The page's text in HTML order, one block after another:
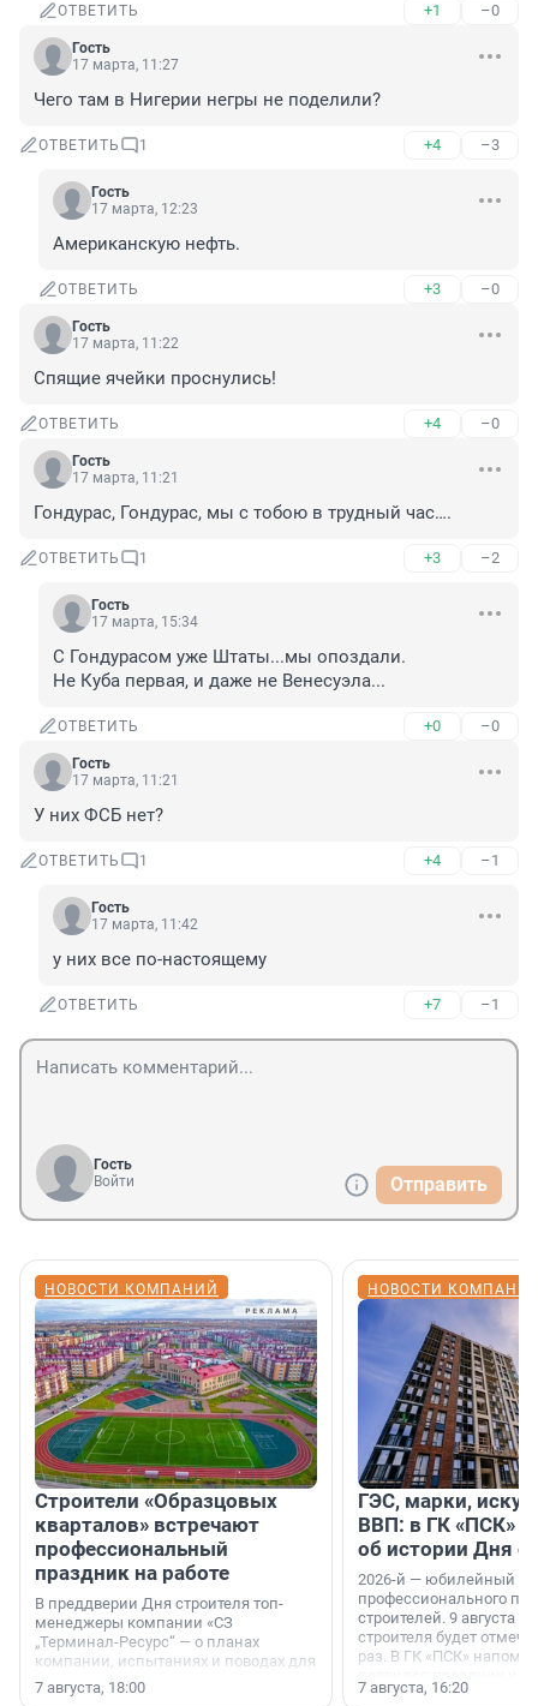
ОТВЕТИТЬ +1 –0
Гость
17 марта, 11:27
Чего там в Нигерии негры не поделили?
ОТВЕТИТЬ 1 +4 –3
Гость
17 марта, 12:23
Американскую нефть.
ОТВЕТИТЬ +3 –0
Гость
17 марта, 11:22
Спящие ячейки проснулись!
ОТВЕТИТЬ +4 –0
Гость
17 марта, 11:21
Гондурас, Гондурас, мы с тобою в трудный час….
ОТВЕТИТЬ 1 +3 –2
Гость
17 марта, 15:34
С Гондурасом уже Штаты...мы опоздали.
Не Куба первая, и даже не Венесуэла...
ОТВЕТИТЬ +0 –0
Гость
17 марта, 11:21
У них ФСБ нет?
ОТВЕТИТЬ 1 +4 –1
Гость
17 марта, 11:42
у них все по-настоящему
ОТВЕТИТЬ +7 –1
Гость
Войти
Отправить
НОВОСТИ КОМПАНИЙ
Строители «Образцовых
кварталов» встречают
профессиональный
праздник на работе
В преддверии Дня строителя топ-
менеджеры компании «СЗ
„Терминал-Ресурс“ — о планах
компании, испытаниях и поводах для
осторожного оптимизма.
7 августа, 18:00
НОВОСТИ
ГЭС, марки,
ВВП: в ГК «ПСК»
об истории Дня
2026-й — юбилейный
профессионального
строителей. 9 августа
строителя будет
раз. В ГК «ПСК»
поменялась роль
7 августа, 16:20